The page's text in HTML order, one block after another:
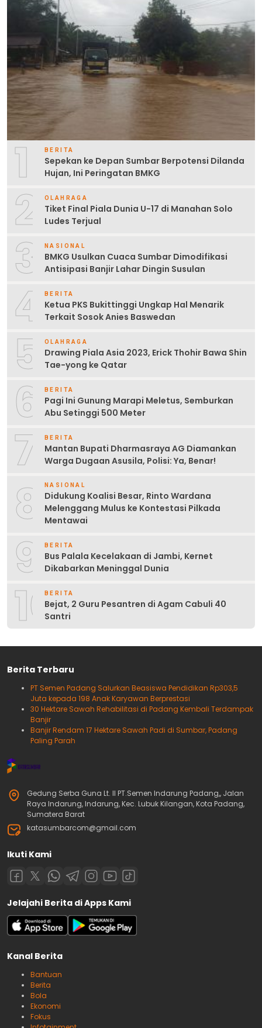
1 BERITA
Sepekan ke Depan Sumbar Berpotensi Dilanda
Hujan, Ini Peringatan BMKG
2 OLAHRAGA
Tiket Final Piala Dunia U-17 di Manahan Solo
Ludes Terjual
3 NASIONAL
BMKG Usulkan Cuaca Sumbar Dimodifikasi
Antisipasi Banjir Lahar Dingin Susulan
4 BERITA
Ketua PKS Bukittinggi Ungkap Hal Menarik
Terkait Sosok Anies Baswedan
5 OLAHRAGA
Drawing Piala Asia 2023, Erick Thohir Bawa Shin
Tae-yong ke Qatar
6 BERITA
Pagi Ini Gunung Marapi Meletus, Semburkan
Abu Setinggi 500 Meter
7 BERITA
Mantan Bupati Dharmasraya AG Diamankan
Warga Dugaan Asusila, Polisi: Ya, Benar!
8 NASIONAL
Didukung Koalisi Besar, Rinto Wardana
Melenggang Mulus ke Kontestasi Pilkada
Mentawai
9 BERITA
Bus Palala Kecelakaan di Jambi, Kernet
Dikabarkan Meninggal Dunia
10BERITA
Bejat, 2 Guru Pesantren di Agam Cabuli 40
Santri
Berita Terbaru
PT Semen Padang Salurkan Beasiswa Pendidikan Rp303,5
Juta kepada 198 Anak Karyawan Berprestasi
30 Hektare Sawah Rehabilitasi di Padang Kembali Terdampak
Banjir
Banjir Rendam 17 Hektare Sawah Padi di Sumbar, Padang
Paling Parah
Gedung Serba Guna Lt. II PT.Semen Indarung Padang,, Jalan
Raya Indarung, Indarung, Kec. Lubuk Kilangan, Kota Padang,
Sumatera Barat
katasumbarcom@gmail.com
Ikuti Kami
Jelajahi Berita di Apps Kami
Kanal Berita
Bantuan
Berita
Bola
Ekonomi
Fokus